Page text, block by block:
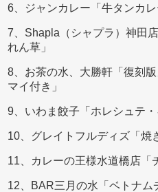
6、ジャンカレー「牛タンカレ
7、Shapla（シャプラ）神田
れん草」
8、お茶の水、大勝軒「復刻
マイ付き」
9、いわま餃子「ホレシュテ・
10、グレイトフルディズ「焼
11、カレーの王様水道橋店「
12、BAR三月の水「ベトナム